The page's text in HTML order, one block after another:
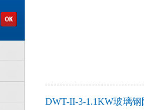
DWT-II-3-1.1KW玻璃